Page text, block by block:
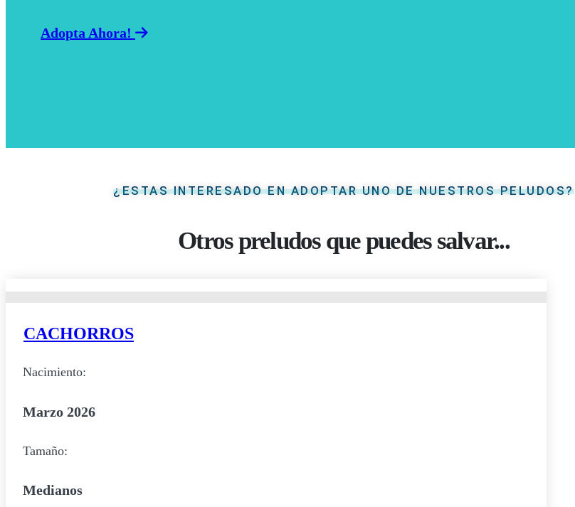
Adopta Ahora!
¿ESTAS INTERESADO EN ADOPTAR UNO DE NUESTROS PELUDOS?
Otros preludos que puedes salvar...
CACHORROS
Nacimiento:
Marzo 2026
Tamaño:
Medianos